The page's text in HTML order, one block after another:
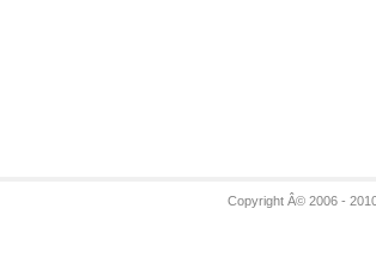
Copyright Â© 2006 -